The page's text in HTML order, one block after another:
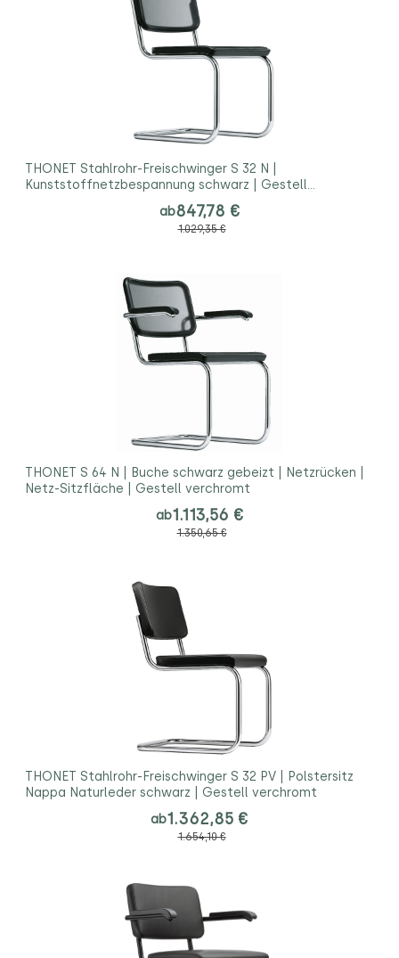
THONET Stahlrohr-Freischwinger S 32 N |
Kunststoffnetzbespannung schwarz | Gestell
ab847,78 €
1.029,35 €
THONET S 64 N | Buche schwarz gebeizt | Netzrücken |
Netz-Sitzfläche | Gestell verchromt
ab1.113,56 €
1.350,65 €
THONET Stahlrohr-Freischwinger S 32 PV | Polstersitz
Nappa Naturleder schwarz | Gestell verchromt
ab1.362,85 €
1.654,10 €